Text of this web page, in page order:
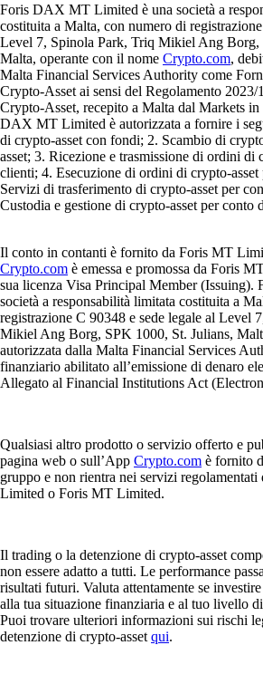
Foris DAX MT Limited è una società a
costituita a Malta, con numero di
Level 7, Spinola Park, Triq Mikiel Ang Borg,
Malta, operante con il nome Crypto.com,
Malta Financial Services Authority come
Crypto-Asset ai sensi del Regolamento 2023/
Crypto-Asset, recepito a Malta dal Markets
DAX MT Limited è autorizzata a fornire i
di crypto-asset con fondi; 2. Scambio di
asset; 3. Ricezione e trasmissione di ordini di
clienti; 4. Esecuzione di ordini di crypto-
Servizi di trasferimento di crypto-asset per
Custodia e gestione di crypto-asset per conto
Il conto in contanti è fornito da Foris MT
Crypto.com è emessa e promossa da Foris
sua licenza Visa Principal Member (Issuing).
società a responsabilità limitata costituita a
registrazione C 90348 e sede legale al Level
Mikiel Ang Borg, SPK 1000, St. Julians,
autorizzata dalla Malta Financial Services
finanziario abilitato all’emissione di denaro
Allegato al Financial Institutions Act
Qualsiasi altro prodotto o servizio offerto e
pagina web o sull’App Crypto.com è fornito
gruppo e non rientra nei servizi
Limited o Foris MT Limited.
Il trading o la detenzione di crypto-asset
non essere adatto a tutti. Le performance
risultati futuri. Valuta attentamente se
alla tua situazione finanziaria e al tuo livello
Puoi trovare ulteriori informazioni sui rischi
detenzione di crypto-asset qui.